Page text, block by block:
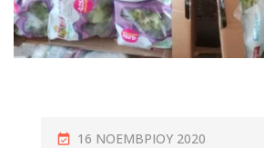
16 ΝΟΕΜΒΡΊΟΥ 2020